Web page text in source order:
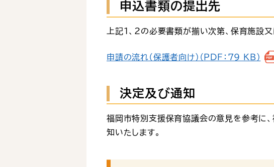
申込書類の提出先
上記1、2の必要書類が揃い次第、保育施設
申請の流れ（保護者向け）（PDF：79 KB）
決定及び通知
福岡市特別支援保育協議会の意見を参考に
知いたします。